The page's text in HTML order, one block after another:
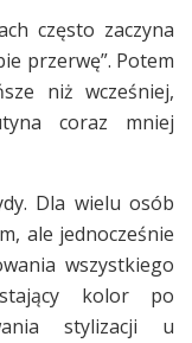
często zaczyna
przerwę”. Potem
niż wcześniej,
coraz mniej
Dla wielu osób
ale jednocześnie
wszystkiego
kolor po
stylizacji u